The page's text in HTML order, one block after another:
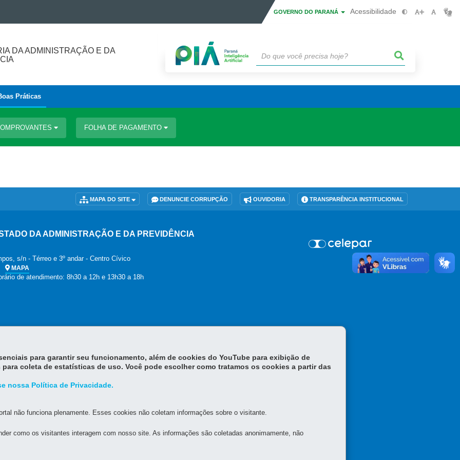
GOVERNO DO PARANÁ Acessibilidade
DA ADMINISTRAÇÃO E DA
Práticas
FOLHA DE PAGAMENTO
MAPA DO SITE DENUNCIE CORRUPÇÃO OUVIDORIA TRANSPARÊNCIA INSTITUCIONAL
DA ADMINISTRAÇÃO E DA PREVIDÊNCIA
s/n - Térreo e 3º andar - Centro Cívico
MAPA
de atendimento: 8h30 a 12h e 13h30 a 18h
para garantir seu funcionamento, além de cookies do YouTube para exibição de
coleta de estatísticas de uso. Você pode escolher como tratamos os cookies a partir das
nossa Política de Privacidade.
não funciona plenamente. Esses cookies não coletam informações sobre o visitante.
como os visitantes interagem com nosso site. As informações são coletadas anonimamente, não